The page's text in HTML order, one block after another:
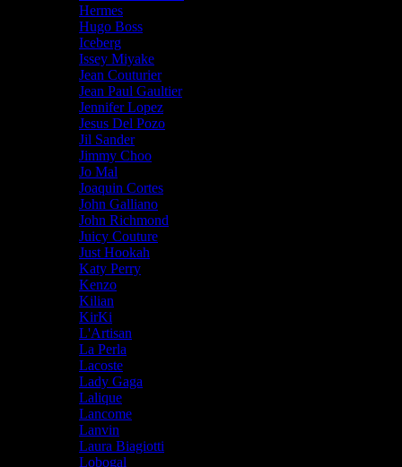
Hermes
Hugo Boss
Iceberg
Issey Miyake
Jean Couturier
Jean Paul Gaultier
Jennifer Lopez
Jesus Del Pozo
Jil Sander
Jimmy Choo
Jo Mal
Joaquin Cortes
John Galliano
John Richmond
Juicy Couture
Just Hookah
Katy Perry
Kenzo
Kilian
KirKi
L'Artisan
La Perla
Lacoste
Lady Gaga
Lalique
Lancome
Lanvin
Laura Biagiotti
Lobogal